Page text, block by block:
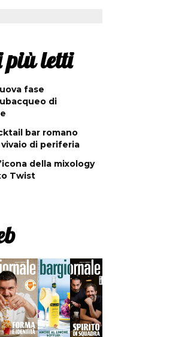
letti
fase
di
bar romano
di periferia
della mixology
Twist